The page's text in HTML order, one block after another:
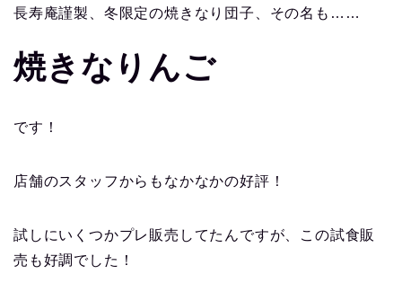
長寿庵謹製、冬限定の焼きなり団子、その名も……
焼きなりんご
です！
店舗のスタッフからもなかなかの好評！
試しにいくつかプレ販売してたんですが、この試食販
売も好調でした！